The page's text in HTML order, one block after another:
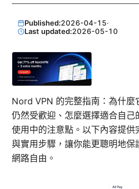
Published:2026-04-15·
Last updated:2026-05-10
Nord VPN 的完整指南：為什麼
仍然受歡迎、怎麼選擇適合自己
使用中的注意點。以下內容提供
與實用步驟，讓你能更聰明地保
網路自由。